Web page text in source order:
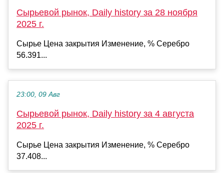
Сырьевой рынок, Daily history за 28 ноября
2025 г.
Сырье Цена закрытия Изменение, % Серебро
56.391...
23:00, 09 Авг
Сырьевой рынок, Daily history за 4 августа
2025 г.
Сырье Цена закрытия Изменение, % Серебро
37.408...